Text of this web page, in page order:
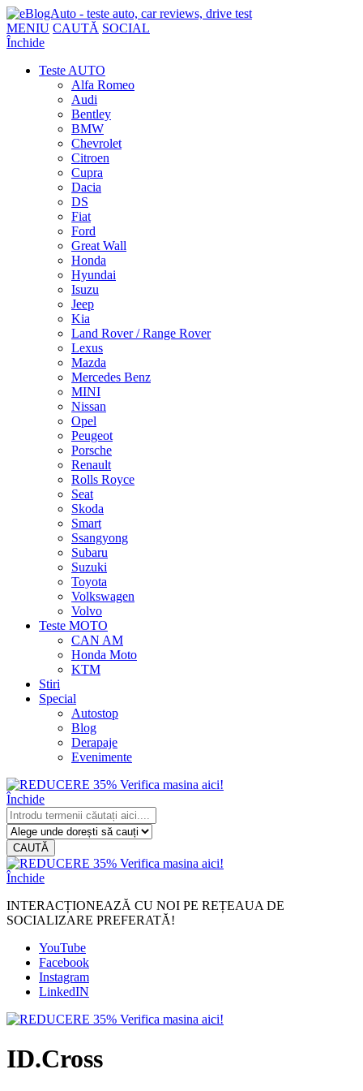
MENIU CAUTĂ SOCIAL
Închide
Teste AUTO
Alfa Romeo
Audi
Bentley
BMW
Chevrolet
Citroen
Cupra
Dacia
DS
Fiat
Ford
Great Wall
Honda
Hyundai
Isuzu
Jeep
Kia
Land Rover / Range Rover
Lexus
Mazda
Mercedes Benz
MINI
Nissan
Opel
Peugeot
Porsche
Renault
Rolls Royce
Seat
Skoda
Smart
Ssangyong
Subaru
Suzuki
Toyota
Volkswagen
Volvo
Teste MOTO
CAN AM
Honda Moto
KTM
Stiri
Special
Autostop
Blog
Derapaje
Evenimente
Închide
CAUTĂ
Închide
INTERACȚIONEAZĂ CU NOI PE REȚEAUA DE
SOCIALIZARE PREFERATĂ!
YouTube
Facebook
Instagram
LinkedIN
ID.Cross